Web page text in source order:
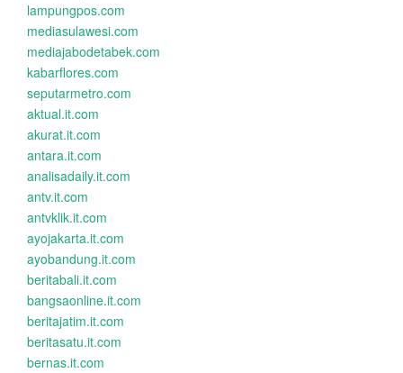
lampungpos.com
mediasulawesi.com
mediajabodetabek.com
kabarflores.com
seputarmetro.com
aktual.it.com
akurat.it.com
antara.it.com
analisadaily.it.com
antv.it.com
antvklik.it.com
ayojakarta.it.com
ayobandung.it.com
beritabali.it.com
bangsaonline.it.com
beritajatim.it.com
beritasatu.it.com
bernas.it.com